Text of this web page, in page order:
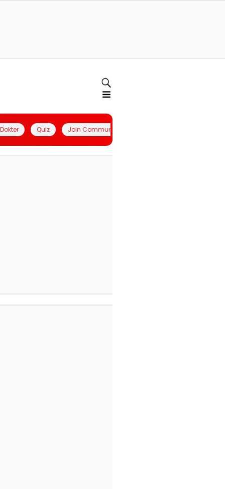
Quiz Join Community